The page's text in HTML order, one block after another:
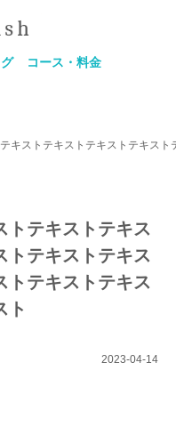
コース・料金
キストテキストテキストテキス
トテキストテキス
トテキストテキス
トテキストテキス
ト
2023-04-14